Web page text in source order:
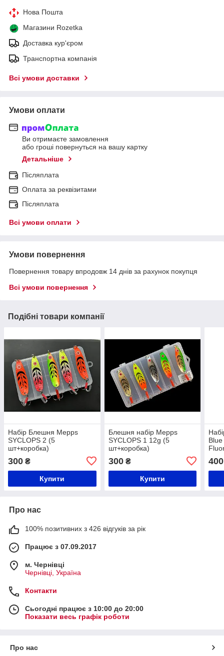
Нова Пошта
Магазини Rozetka
Доставка кур'єром
Транспортна компанія
Всі умови доставки
Умови оплати
Ви отримаєте замовлення
або гроші повернуться на вашу картку
Детальніше
Післяплата
Оплата за реквізитами
Післяплата
Всі умови оплати
Умови повернення
Повернення товару впродовж 14 днів за рахунок покупця
Всі умови повернення
Подібні товари компанії
Набір Блешня Mepps
SYCLOPS 2 (5
шт+коробка)
300 ₴
Купити
Блешня набір Mepps
SYCLOPS 1 12g (5
шт+коробка)
300₴
Купити
400
Про нас
100% позитивних з 426 відгуків за рік
Працює з 07.09.2017
м. Чернівці
Чернівці, Україна
Контакти
Сьогодні працює з 10:00 до 20:00
Показати весь графік роботи
Про нас